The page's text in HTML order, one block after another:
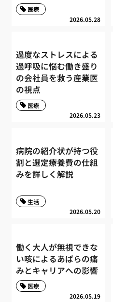
2026.05.28
医療
過度なストレスによる
過呼吸に悩む働き盛り
の会社員を救う産業医
の視点
2026.05.23
医療
病院の紹介状が持つ役
割と選定療養費の仕組
みを詳しく解説
2026.05.20
生活
働く大人が無視できな
い咳によるあばらの痛
みとキャリアへの影響
2026.05.19
医療